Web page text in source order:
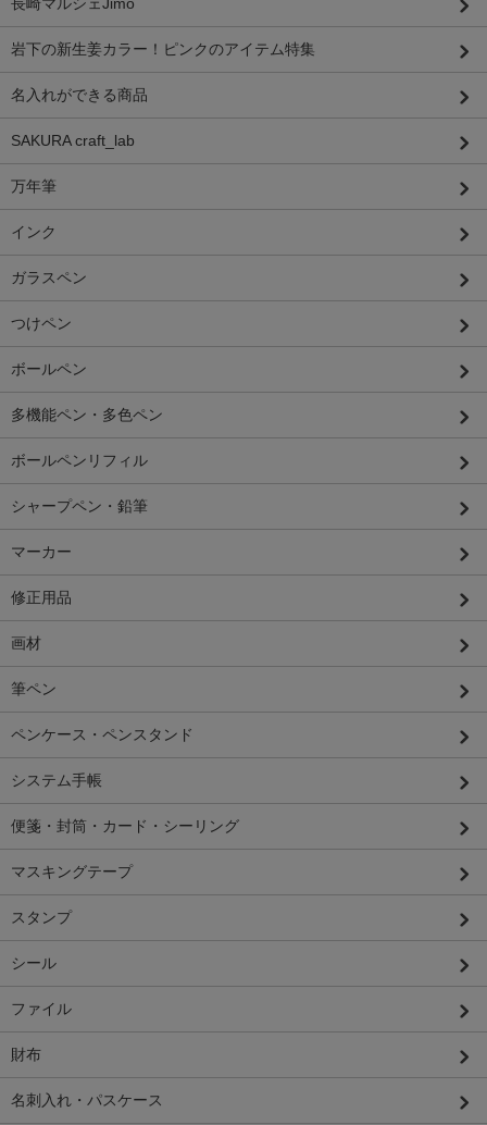
長崎マルシェJimo
岩下の新生姜カラー！ピンクのアイテム特集
名入れができる商品
SAKURA craft_lab
万年筆
インク
ガラスペン
つけペン
ボールペン
多機能ペン・多色ペン
ボールペンリフィル
シャープペン・鉛筆
マーカー
修正用品
画材
筆ペン
ペンケース・ペンスタンド
システム手帳
便箋・封筒・カード・シーリング
マスキングテープ
スタンプ
シール
ファイル
財布
名刺入れ・パスケース